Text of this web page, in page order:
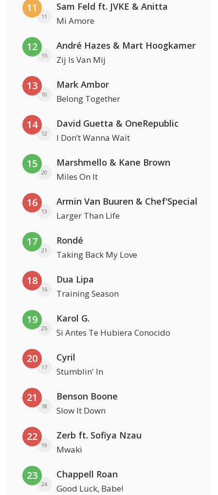
11
11
Sam Feld ft. JVKE & Anitta
Mi Amore
12
15
André Hazes & Mart Hoogkamer
Zij Is Van Mij
13
10
Mark Ambor
Belong Together
14
12
David Guetta & OneRepublic
I Don’t Wanna Wait
15
20
Marshmello & Kane Brown
Miles On It
16
13
Armin Van Buuren & Chef'Special
Larger Than Life
17
21
Rondé
Taking Back My Love
18
16
Dua Lipa
Training Season
19
25
Karol G.
Si Antes Te Hubiera Conocido
20
17
Cyril
Stumblin' In
21
18
Benson Boone
Slow It Down
22
19
Zerb ft. Sofiya Nzau
Mwaki
23
24
Chappell Roan
Good Luck, Babe!